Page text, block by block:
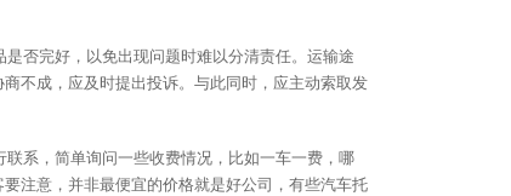
否完好，以免出现问题时难以分清责任。运输途
不成，应及时提出投诉。与此同时，应主动索取发
系，简单询问一些收费情况，比如一车一费，哪
注意，并非最便宜的价格就是好公司，有些汽车托